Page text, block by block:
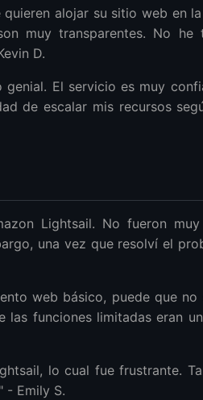
alojar su sitio web en
muy transparentes. No he
D.
El servicio es muy
de escalar mis recursos
Lightsail. No fueron
una vez que resolví el
web básico, puede que no
las funciones limitadas eran
lo cual fue frustrante.
- Emily S.